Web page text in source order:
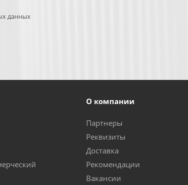
данных
О компании
Партнеры
Реквизиты
Доставка
Рекомендации
Вакансии